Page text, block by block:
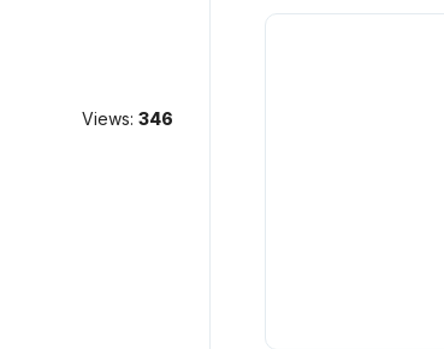
Views: 346